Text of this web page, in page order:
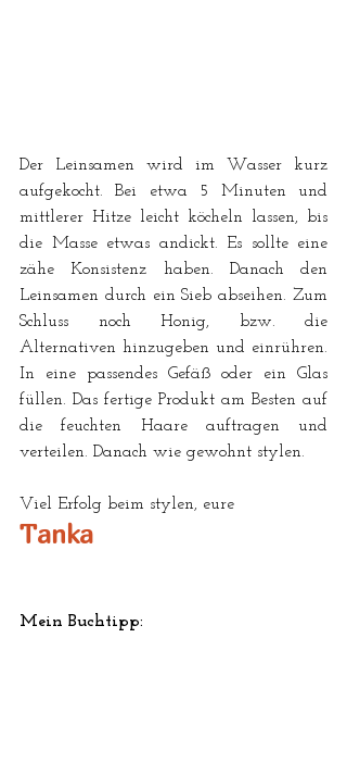
Der Leinsamen wird im Wasser kurz
aufgekocht. Bei etwa 5 Minuten und
mittlerer Hitze leicht köcheln lassen, bis
die Masse etwas andickt. Es sollte eine
zähe Konsistenz haben. Danach den
Leinsamen durch ein Sieb abseihen. Zum
Schluss noch Honig, bzw. die
Alternativen hinzugeben und einrühren.
In eine passendes Gefäß oder ein Glas
füllen. Das fertige Produkt am Besten auf
die feuchten Haare auftragen und
verteilen. Danach wie gewohnt stylen.
Viel Erfolg beim stylen, eure
Tanka
Mein Buchtipp: